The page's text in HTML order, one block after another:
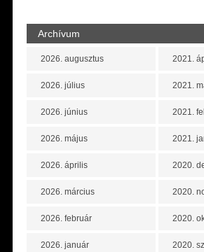
Archívum
2026. augusztus
2026. július
2026. június
2026. május
2026. április
2026. március
2026. február
2026. január
2021.
2021.
2021.
2021.
2020.
2020.
2020.
2020.